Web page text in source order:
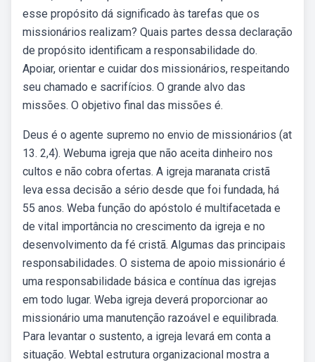
esse propósito dá significado às tarefas que os
missionários realizam? Quais partes dessa declaração
de propósito identificam a responsabilidade do.
Apoiar, orientar e cuidar dos missionários, respeitando
seu chamado e sacrifícios. O grande alvo das
missões. O objetivo final das missões é.
Deus é o agente supremo no envio de missionários (at
13. 2,4). Webuma igreja que não aceita dinheiro nos
cultos e não cobra ofertas. A igreja maranata cristã
leva essa decisão a sério desde que foi fundada, há
55 anos. Weba função do apóstolo é multifacetada e
de vital importância no crescimento da igreja e no
desenvolvimento da fé cristã. Algumas das principais
responsabilidades. O sistema de apoio missionário é
uma responsabilidade básica e contínua das igrejas
em todo lugar. Weba igreja deverá proporcionar ao
missionário uma manutenção razoável e equilibrada.
Para levantar o sustento, a igreja levará em conta a
situação. Webtal estrutura organizacional mostra a